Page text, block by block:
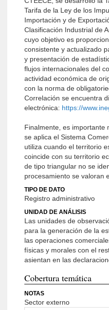
Tarifa de la Ley de los
Importación y de
Clasificación Industrial de
cuyo objetivo es
consistente y actualizado
y presentación de
flujos internacionales del
actividad económica de
con la norma de
Correlación se encuentra
electrónica: https://
Finalmente, es importante
se aplica el Sistema
utiliza cuando el territorio
coincide con su territorio
de tipo triangular no se
procesamiento se valoran
TIPO DE DATO
Registro administrativo
UNIDAD DE ANÁLISIS
Las unidades de
para la generación de la
las operaciones
físicas y morales con el
asientan en las
Cobertura temática
NOTAS
Sector externo